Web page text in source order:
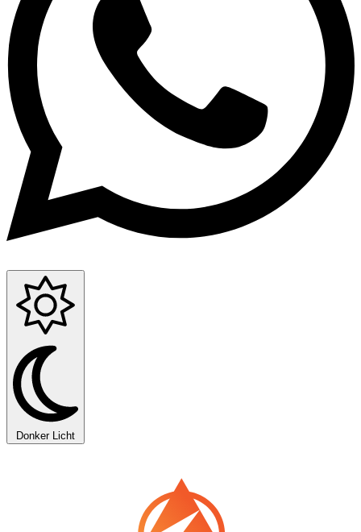
Donker Licht